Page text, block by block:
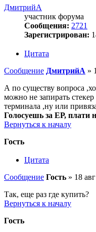
ДмитрийА
участник форума
Сообщения: 2721
Зарегистрирован:
Цитата
Сообщение ДмитрийА »
А по существу вопроса
можно не запирать
терминала ,ну или
Голосуешь за ЕР, плати
Вернуться к началу
Гость
Цитата
Сообщение Гость » 18
Так, еще раз где купить?
Вернуться к началу
Гость